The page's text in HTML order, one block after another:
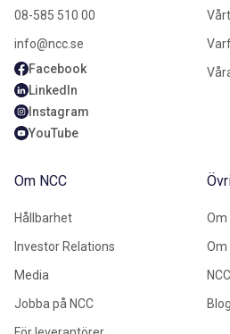
08-585 510 00
info@ncc.se
Facebook
LinkedIn
Instagram
YouTube
Om NCC
Hållbarhet
Investor Relations
Media
Jobba på NCC
Om
Om